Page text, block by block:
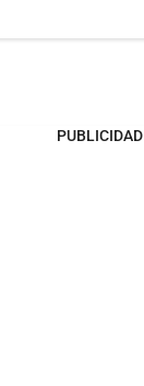
PUBLICIDAD